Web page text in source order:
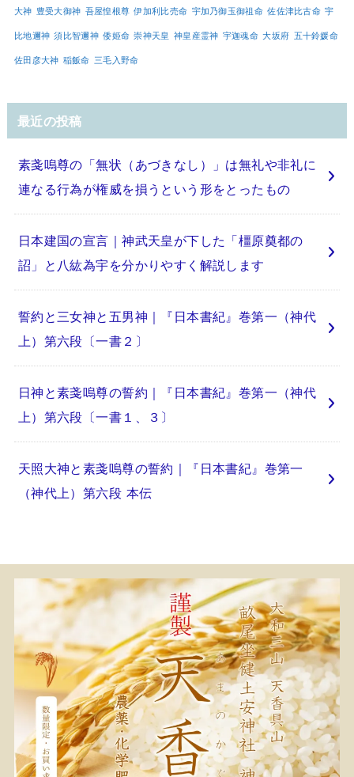
大神 豊受大御神 吾屋惶根尊 伊加利比売命 宇加乃御玉御祖命 佐佐津比古命 宇
比地邇神 須比智邇神 倭姫命 崇神天皇 神皇産霊神 宇迦魂命 大坂府 五十鈴媛命
佐田彦大神 稲飯命 三毛入野命
最近の投稿
素戔嗚尊の「無状（あづきなし）」は無礼や非礼に
連なる行為が権威を損うという形をとったもの
日本建国の宣言｜神武天皇が下した「橿原奠都の
詔」と八紘為宇を分かりやすく解説します
誓約と三女神と五男神｜『日本書紀』巻第一（神代
上）第六段〔一書２〕
日神と素戔嗚尊の誓約｜『日本書紀』巻第一（神代
上）第六段〔一書１、３〕
天照大神と素戔嗚尊の誓約｜『日本書紀』巻第一
（神代上）第六段 本伝